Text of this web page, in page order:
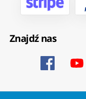
Znajdź nas